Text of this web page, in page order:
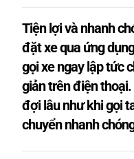
Tiện lợi và nhanh
đặt xe qua ứng
gọi xe ngay lập tức
giản trên điện
đợi lâu như khi gọi
chuyển nhanh